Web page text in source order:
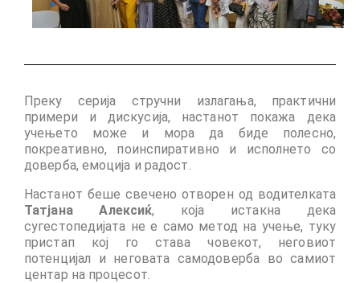
Cultart PRO supports excellence in cultural
management in Europe
Applied Arts Skopje, Photography – Day 2 |
Orienteering
Applied Arts Skopje, Photography – Day 3 |
FRIENDLY MATCH
Applied Arts Skopje, Photography – Day 4 |
BASE CAMP
Applied Arts Skopje, Photography – Day 5 |
HOME RUN
Преку серија стручни излагања, практични
примери и дискусија, настанот покажа дека
учењето може и мора да биде полесно,
покреативно, поинспиративно и исполнето со
доверба, емоција и радост.
Настанот беше свечено отворен од водителката
Татјана Алексиќ, која истакна дека
сугестопедијата не е само метод на учење, туку
пристап кој го става човекот, неговиот
потенцијал и неговата самодоверба во самиот
центар на процесот.